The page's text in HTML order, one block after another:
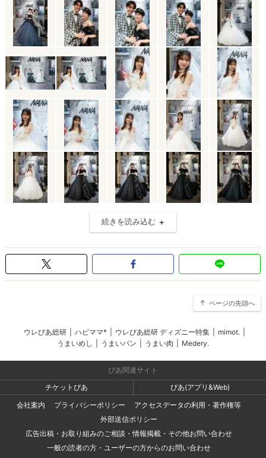
続きを読み込む
ページの先頭へ
ウレぴあ総研 ハピママ* ウレぴあ総研 ディズニー特集 mimot.
うまいめし
うまいパン うまい肉 Medery.
ぴあ関連サイト
チケットぴあ
ぴあ(アプリ&Web)
会社案内
プライバシーポリシー
アクセスデータの利用・著作権等
外部送信ポリシー
広告出稿・お取り組みのご相談・情報掲載・その他お問い合わせ
一般の読者の方・ユーザーの方からのお問い合わせ